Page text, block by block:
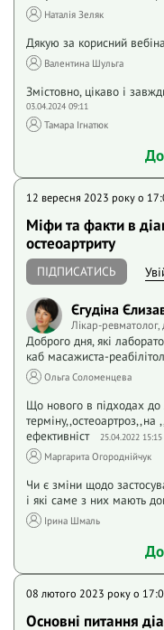
Наталія Зеляк
Дякую за корисний
Валентина Шульга
Змістовно, цікаво і
03.04.2024 09:11
Тамара Ігнатюк
12 вересня 2023 року o
Міфи та факти в
остеоартриту
ПІДПИСАТИСЬ
Єгудіна
Лікар-
Доброго дня, які
каб масажиста-
Ольга Соломенцева
Що нового в підходах до
ефективніст
25.04.2022 15:15
Маргарита Огороднійчук
Чи є зміни щодо
і які саме з них мають
Ірина Шмаль
08 лютого 2023 року o
Основні питання